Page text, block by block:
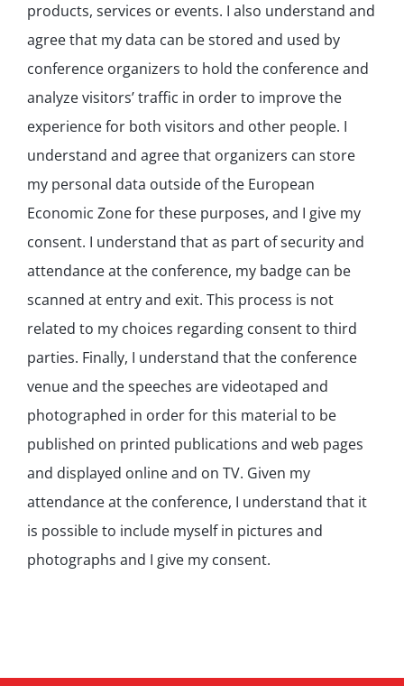
products, services or events. I also understand and
agree that my data can be stored and used by
conference organizers to hold the conference and
analyze visitors’ traffic in order to improve the
experience for both visitors and other people. I
understand and agree that organizers can store
my personal data outside of the European
Economic Zone for these purposes, and I give my
consent. I understand that as part of security and
attendance at the conference, my badge can be
scanned at entry and exit. This process is not
related to my choices regarding consent to third
parties. Finally, I understand that the conference
venue and the speeches are videotaped and
photographed in order for this material to be
published on printed publications and web pages
and displayed online and on TV. Given my
attendance at the conference, I understand that it
is possible to include myself in pictures and
photographs and I give my consent.